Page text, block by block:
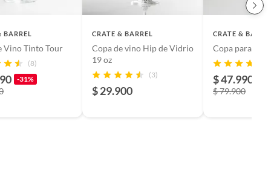
BARREL
Vino Tinto Tour
(8)
-31%
CRATE & BARREL
Copa de vino Hip de Vidrio
19 oz
(3)
$ 29.900
CRATE &
Copa para
$ 47.990
$ 79.900